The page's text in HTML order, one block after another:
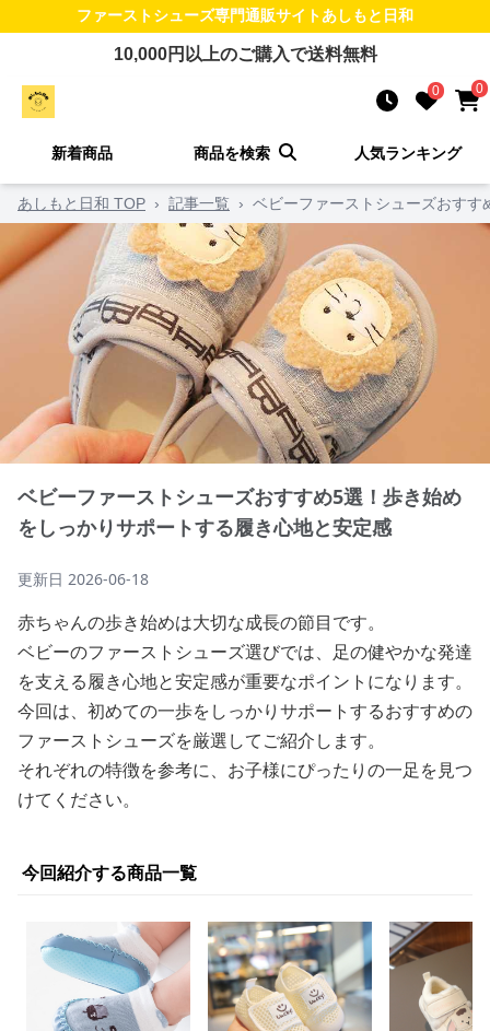
ファーストシューズ専門通販サイトあしもと日和
10,000円以上のご購入で送料無料
0 0
新着商品 商品を検索 人気ランキング
あしもと日和 TOP › 記事一覧 › ベビーファーストシューズおす
ベビーファーストシューズおすすめ5選！歩き始め
をしっかりサポートする履き心地と安定感
更新日 2026-06-18
赤ちゃんの歩き始めは大切な成長の節目です。
ベビーのファーストシューズ選びでは、足の健やかな発達
を支える履き心地と安定感が重要なポイントになります。
今回は、初めての一歩をしっかりサポートするおすすめの
ファーストシューズを厳選してご紹介します。
それぞれの特徴を参考に、お子様にぴったりの一足を見つ
けてください。
今回紹介する商品一覧